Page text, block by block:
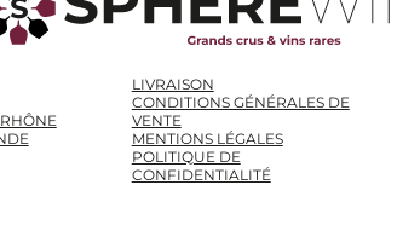
LIVRAISON
CONDITIONS GÉNÉRALES DE
VENTE
MENTIONS LÉGALES
POLITIQUE DE
CONFIDENTIALITÉ